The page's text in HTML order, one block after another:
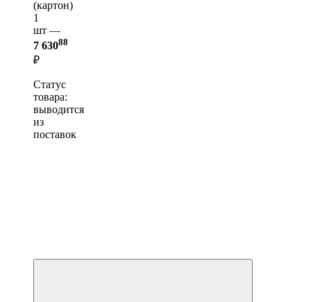
(картон)
1
шт —
7 63088
₽
Статус
товара:
выводится
из
поставок